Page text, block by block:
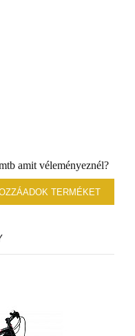
amit véleményeznél?
TERMÉKET